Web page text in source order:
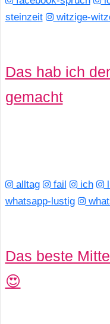
steinzeit
witzige-
Das hab ich
gemacht
alltag fail ich
whatsapp-lustig
Das beste
😍